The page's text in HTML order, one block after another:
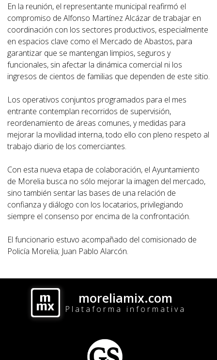
En la reunión, el representante municipal reafirmó el
compromiso de Alfonso Martínez Alcázar de trabajar en
coordinación con los sectores productivos, especialmente
en espacios clave como el Mercado de Abastos, para
garantizar que se mantengan limpios, seguros y
funcionales, sin afectar la dinámica comercial ni los
ingresos de cientos de familias que dependen de este sitio.
Los operativos conjuntos programados para el mes
entrante contemplan recorridos de supervisión,
reordenamiento de áreas comunes, y medidas para
mejorar la movilidad interna, todo ello con pleno respeto al
trabajo diario de los comerciantes.
Con esta nueva etapa de colaboración, el Ayuntamiento
de Morelia busca no sólo mejorar la imagen del mercado,
sino también sentar las bases de una relación de
confianza y diálogo con los locatarios, privilegiando
siempre el consenso por encima de la confrontación.
El funcionario estuvo acompañado del comisionado de
Policía Morelia; Juan Pablo Alarcón.
moreliamix.com
Plataforma informativa